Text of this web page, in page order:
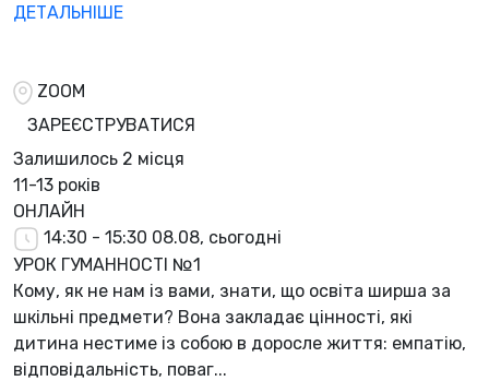
ДЕТАЛЬНІШЕ
ZOOM
ЗАРЕЄСТРУВАТИСЯ
Залишилось 2 місця
11-13 років
ОНЛАЙН
14:30 - 15:30 08.08, сьогодні
УРОК ГУМАННОСТІ №1
Кому, як не нам із вами, знати, що освіта ширша за
шкільні предмети? Вона закладає цінності, які
дитина нестиме із собою в доросле життя: емпатію,
відповідальність, поваг...